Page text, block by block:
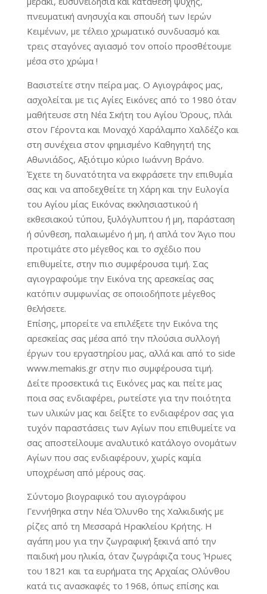
πνευματική ανησυχία και σπουδή των Ιερών
Κειμένων, με τέλειο χρωματικό συνδυασμό και
τρεις σταγόνες αγιασμό τον οποίο προσθέτουμε
μέσα στο χρώμα !
Βασιστείτε στην πείρα μας. Ο Αγιογράφος μας,
ασχολείται με τις Αγίες Εικόνες από το 1980 όταν
μαθήτευσε στη Νέα Σκήτη του Αγίου Όρους, πλάι
στον Γέροντα και Μοναχό Χαράλαμπο Χαλδέζο και
στη συνέχεια στον φημισμένο Καθηγητή της
Αθωνιάδος, Αξιότιμο κύριο Ιωάννη Βράνο.
Έχετε τη δυνατότητα να εκφράσετε την επιθυμία
σας και να αποδεχθείτε τη Χάρη και την Ευλογία
του Αγίου μίας Εικόνας εκκλησιαστικού ή
εκθεσιακού τύπου, ξυλόγλυπτου ή μη, παράσταση
ή σύνθεση, παλαιωμένο ή μη, ή απλά τον Άγιο που
προτιμάτε στο μέγεθος και το σχέδιο που
επιθυμείτε, στην πιο συμφέρουσα τιμή. Σας
αγιογραφούμε την Εικόνα της αρεσκείας σας
κατόπιν συμφωνίας σε οποιοδήποτε μέγεθος
θελήσετε.
Επίσης, μπορείτε να επιλέξετε την Εικόνα της
αρεσκείας σας μέσα από την πλούσια συλλογή
έργων του εργαστηρίου μας, αλλά και από το side
www.memakis.gr στην πιο συμφέρουσα τιμή.
Δείτε προσεκτικά τις Εικόνες μας και πείτε μας
ποια σας ενδιαφέρει, ρωτείστε για την ποιότητα
των υλικών μας και δείξτε το ενδιαφέρον σας για
τυχόν παραστάσεις των Αγίων που επιθυμείτε να
σας αποστείλουμε αναλυτικό κατάλογο ονομάτων
Αγίων που σας ενδιαφέρουν, χωρίς καμία
υποχρέωση από μέρους σας.
Σύντομο βιογραφικό του αγιογράφου
Γεννήθηκα στην Νέα Όλυνθο της Χαλκιδικής με
ρίζες από τη Μεσσαρά Ηρακλείου Κρήτης. Η
αγάπη μου για την ζωγραφική ξεκινά από την
παιδική μου ηλικία, όταν ζωγράφιζα τους Ήρωες
του 1821 και τα ευρήματα της Αρχαίας Ολύνθου
κατά τις ανασκαφές το 1968, όπως επίσης και